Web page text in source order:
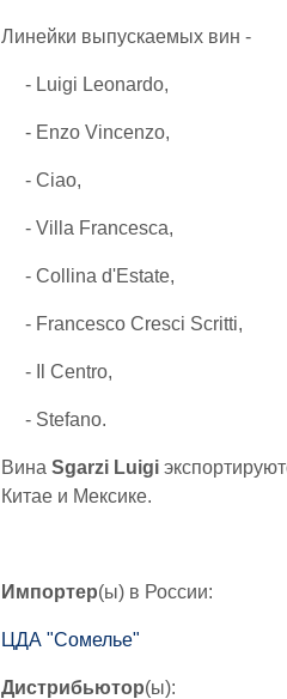
Линейки выпускаемых вин -
- Luigi Leonardo,
- Enzo Vincenzo,
- Ciao,
- Villa Francesca,
- Collina d'Estate,
- Francesco Cresci Scritti,
- Il Centro,
- Stefano.
Вина Sgarzi Luigi
Китае и Мексике.
Импортер(ы) в России:
ЦДА "Сомелье"
Дистрибьютор(ы):